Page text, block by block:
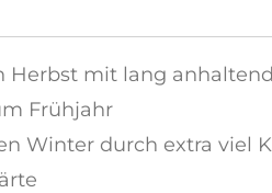
Herbst mit lang
Frühjahr
Winter durch extra viel